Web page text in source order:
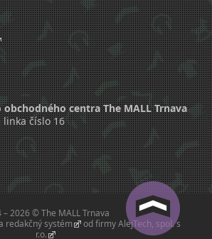
obchodného centra The MALL Trnava
linka číslo 16
– 2026 © The MALL Trnava
redakčný systém od firmyAlejTech, spol. s
r.o.